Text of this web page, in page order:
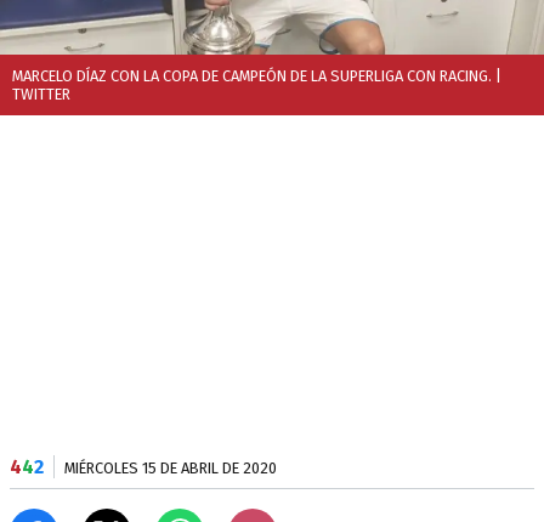
MARCELO DÍAZ CON LA COPA DE CAMPEÓN DE LA SUPERLIGA CON RACING.
TWITTER
442 MIÉRCOLES 15 DE ABRIL DE 2020